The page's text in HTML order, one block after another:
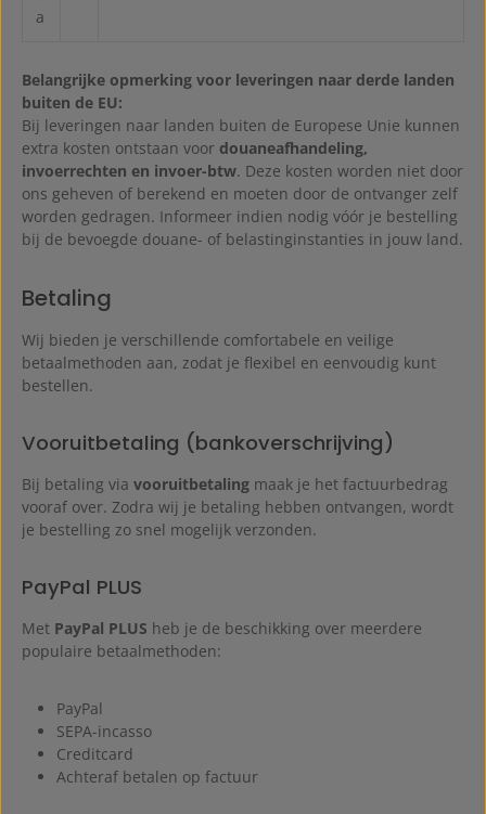
a
Belangrijke opmerking voor leveringen naar derde landen
buiten de EU:
Bij leveringen naar landen buiten de Europese Unie kunnen
extra kosten ontstaan voor douaneafhandeling,
invoerrechten en invoer-btw. Deze kosten worden niet door
ons geheven of berekend en moeten door de ontvanger zelf
worden gedragen. Informeer indien nodig vóór je bestelling
bij de bevoegde douane- of belastinginstanties in jouw land.
Betaling
Wij bieden je verschillende comfortabele en veilige
betaalmethoden aan, zodat je flexibel en eenvoudig kunt
bestellen.
Vooruitbetaling (bankoverschrijving)
Bij betaling via vooruitbetaling maak je het factuurbedrag
vooraf over. Zodra wij je betaling hebben ontvangen, wordt
je bestelling zo snel mogelijk verzonden.
PayPal PLUS
Met PayPal PLUS heb je de beschikking over meerdere
populaire betaalmethoden:
PayPal
SEPA-incasso
Creditcard
Achteraf betalen op factuur